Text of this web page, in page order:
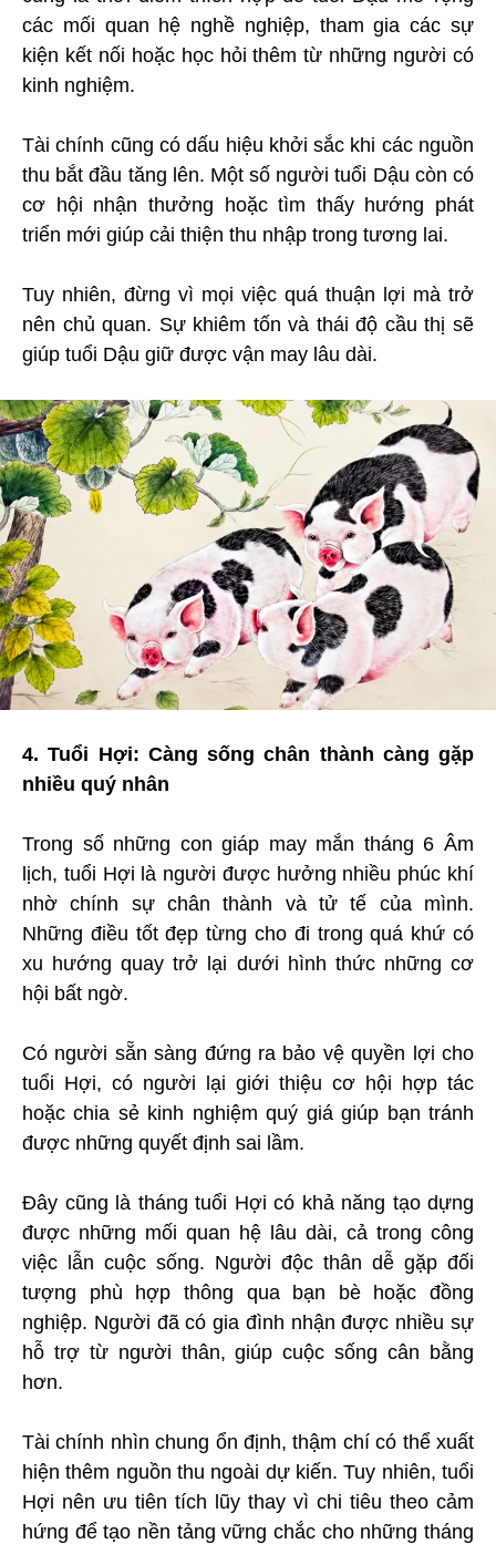
các mối quan hệ nghề nghiệp, tham gia các sự
kiện kết nối hoặc học hỏi thêm từ những người có
kinh nghiệm.
Tài chính cũng có dấu hiệu khởi sắc khi các nguồn
thu bắt đầu tăng lên. Một số người tuổi Dậu còn có
cơ hội nhận thưởng hoặc tìm thấy hướng phát
triển mới giúp cải thiện thu nhập trong tương lai.
Tuy nhiên, đừng vì mọi việc quá thuận lợi mà trở
nên chủ quan. Sự khiêm tốn và thái độ cầu thị sẽ
giúp tuổi Dậu giữ được vận may lâu dài.
4. Tuổi Hợi: Càng sống chân thành càng gặp
nhiều quý nhân
Trong số những con giáp may mắn tháng 6 Âm
lịch, tuổi Hợi là người được hưởng nhiều phúc khí
nhờ chính sự chân thành và tử tế của mình.
Những điều tốt đẹp từng cho đi trong quá khứ có
xu hướng quay trở lại dưới hình thức những cơ
hội bất ngờ.
Có người sẵn sàng đứng ra bảo vệ quyền lợi cho
tuổi Hợi, có người lại giới thiệu cơ hội hợp tác
hoặc chia sẻ kinh nghiệm quý giá giúp bạn tránh
được những quyết định sai lầm.
Đây cũng là tháng tuổi Hợi có khả năng tạo dựng
được những mối quan hệ lâu dài, cả trong công
việc lẫn cuộc sống. Người độc thân dễ gặp đối
tượng phù hợp thông qua bạn bè hoặc đồng
nghiệp. Người đã có gia đình nhận được nhiều sự
hỗ trợ từ người thân, giúp cuộc sống cân bằng
hơn.
Tài chính nhìn chung ổn định, thậm chí có thể xuất
hiện thêm nguồn thu ngoài dự kiến. Tuy nhiên, tuổi
Hợi nên ưu tiên tích lũy thay vì chi tiêu theo cảm
hứng để tạo nền tảng vững chắc cho những tháng